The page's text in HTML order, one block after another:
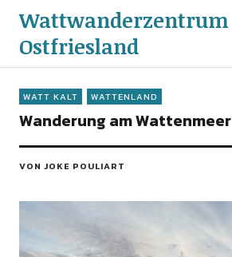
Wattwanderzentrum
Ostfriesland
WATT KALT WATTENLAND
Wanderung am Wattenmeer
VON JOKE POULIART